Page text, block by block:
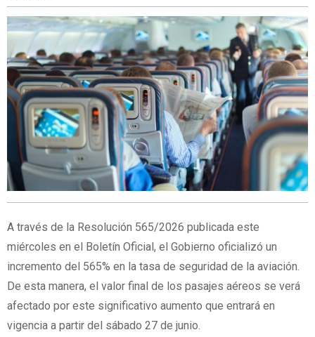
A través de la Resolución 565/2026 publicada este
miércoles en el Boletín Oficial, el Gobierno oficializó un
incremento del 565% en la tasa de seguridad de la aviación.
De esta manera, el valor final de los pasajes aéreos se verá
afectado por este significativo aumento que entrará en
vigencia a partir del sábado 27 de junio.